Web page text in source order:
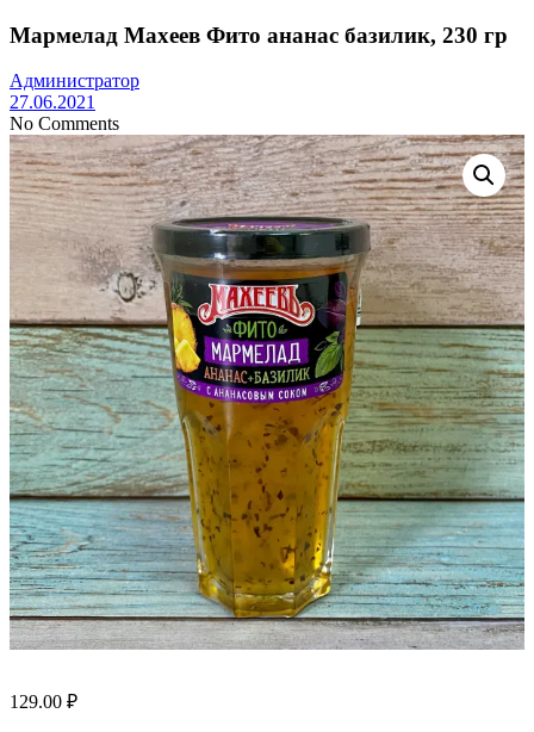
Мармелад Махеев Фито ананас базилик, 230 гр
Администратор
27.06.2021
No Comments
129.00 ₽